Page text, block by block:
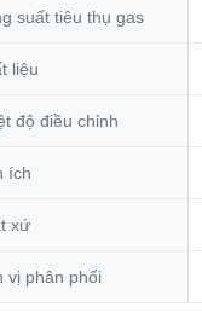
suất tiêu thụ gas
liệu
độ điều chỉnh
ích
xứ
vị phân phối